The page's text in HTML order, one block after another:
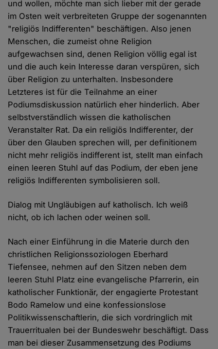
und wollen, möchte man sich lieber mit der gerade
im Osten weit verbreiteten Gruppe der sogenannten
"religiös Indifferenten" beschäftigen. Also jenen
Menschen, die zumeist ohne Religion
aufgewachsen sind, denen Religion völlig egal ist
und die auch kein Interesse daran verspüren, sich
über Religion zu unterhalten. Insbesondere
Letzteres ist für die Teilnahme an einer
Podiumsdiskussion natürlich eher hinderlich. Aber
selbstverständlich wissen die katholischen
Veranstalter Rat. Da ein religiös Indifferenter, der
über den Glauben sprechen will, per definitionem
nicht mehr religiös indifferent ist, stellt man einfach
einen leeren Stuhl auf das Podium, der eben jene
religiös Indifferenten symbolisieren soll.
Dialog mit Ungläubigen auf katholisch. Ich weiß
nicht, ob ich lachen oder weinen soll.
Nach einer Einführung in die Materie durch den
christlichen Religionssoziologen Eberhard
Tiefensee, nehmen auf den Sitzen neben dem
leeren Stuhl Platz eine evangelische Pfarrerin, ein
katholischer Funktionär, der engagierte Protestant
Bodo Ramelow und eine konfessionslose
Politikwissenschaftlerin, die sich vordringlich mit
Trauerritualen bei der Bundeswehr beschäftigt. Dass
man bei dieser Zusammensetzung des Podiums